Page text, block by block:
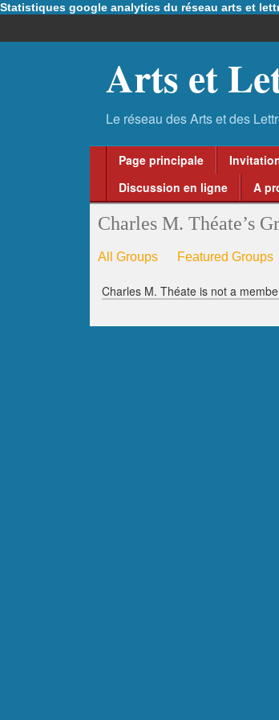
Statistiques google analytics du réseau arts et
Arts et
Page principale
Discussion en ligne
A
Charles M. Théate’s
All Groups Featured Groups
Charles M. Théate is not a